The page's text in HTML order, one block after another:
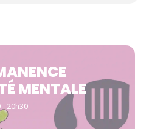
MENTALE
- 20h30